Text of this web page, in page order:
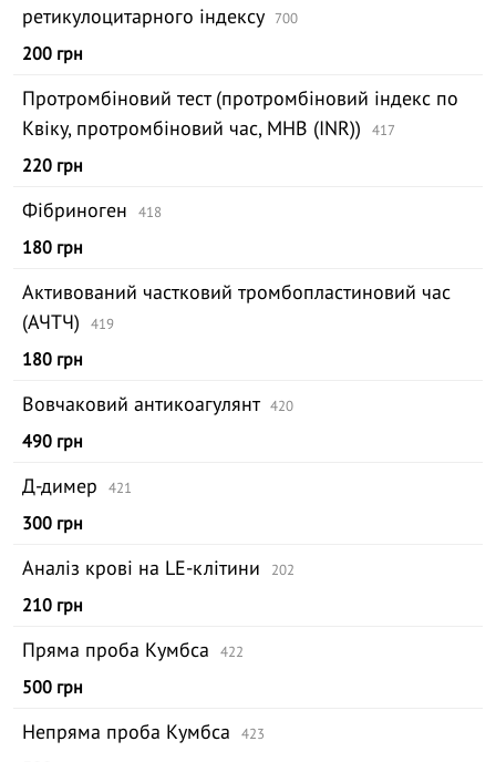
ретикулоцитарного індексу 700
200 грн
Протромбіновий тест (протромбіновий індекс по
Квіку, протромбіновий час, МНВ (INR))
417
220 грн
Фібриноген 418
180 грн
Активований частковий тромбопластиновий час
(АЧТЧ)
419
180 грн
Вовчаковий антикоагулянт 420
490 грн
Д-димер 421
300 грн
Аналіз крові на LE-клітини 202
210 грн
Пряма проба Кумбса 422
500 грн
Непряма проба Кумбса 423